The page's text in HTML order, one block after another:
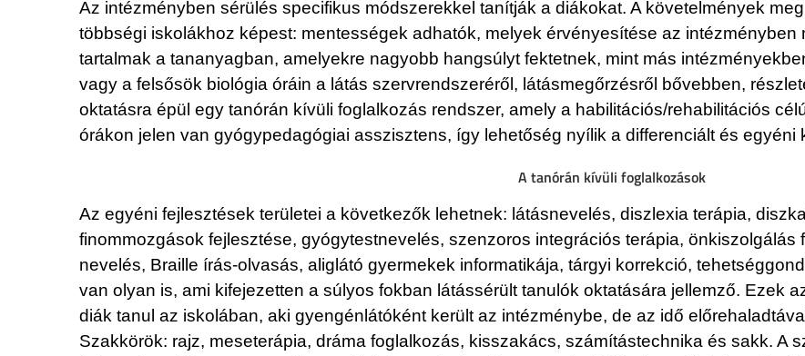
Az intézményben sérülés specifikus módszerekkel tanítják a diákokat. A követelmények
többségi iskolákhoz képest: mentességek adhatók, melyek érvényesítése az intézményben
tartalmak a tananyagban, amelyekre nagyobb hangsúlyt fektetnek, mint más
vagy a felsősök biológia óráin a látás szervrendszeréről, látásmegőrzésről bővebben,
oktatásra épül egy tanórán kívüli foglalkozás rendszer, amely a habilitációs/rehabilitációs
órákon jelen van gyógypedagógiai asszisztens, így lehetőség nyílik a differenciált és
A tanórán kívüli foglalkozások
Az egyéni fejlesztések területei a következők lehetnek: látásnevelés, diszlexia terápia,
finommozgások fejlesztése, gyógytestnevelés, szenzoros integrációs terápia,
nevelés, Braille írás-olvasás, aliglátó gyermekek informatikája, tárgyi korrekció,
van olyan is, ami kifejezetten a súlyos fokban látássérült tanulók oktatására jellemző. Ezek
diák tanul az iskolában, aki gyengénlátóként került az intézménybe, de az idő
Szakkörök: rajz, meseterápia, dráma foglalkozás, kisszakács, számítástechnika és sakk. A